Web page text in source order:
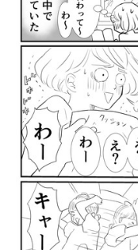
好きが集まる 比べて
ビジネスと働き方のヒ
AI活用のいまが分かる
企業ITのトレンドを詳
経営リーダーのコミュ
マーケ×ITの今がよく
ITエンジニア向け専門
企業向けIT製品の総合